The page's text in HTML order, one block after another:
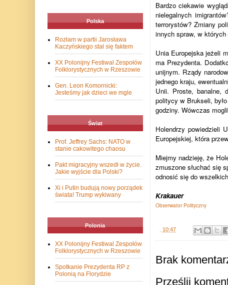
Bardzo ciekawie
nielegalnych
terrorystów? Zmiany
innych spraw, w których
Unia Europejska jeżeli
ma Prezydenta.
unijnym. Rządy
jednego kraju,
Unii. Proste, banalne,
politycy w Brukseli,
godziny. Wówczas
Holendrzy powiedzieli
Europejskiej, która
Miejmy nadzieję, że
zmuszone słuchać się
odnosić się do
Krakauer
Obserwator Polityczny
. 10:47
Brak
Prześlij
Polska
Rozłam w partii Jarosława
Kaczyńskiego stał się faktem
XX Polonijny Festiwal Zespołów
Folklorystycznych w Rzeszowie
Gen. Leon Komornicki:
Jesteśmy jak dzieci we mgle
Świat
Prof. Jeffrey Sachs: NATO w
stanie cakowitego chaosu
Pakt migracyjny wszedł w życie.
Jakie wyjście dla Polski?
Xi i Putin budują nowy porządek
świata! Trump wykiwany
Polonia
XX Polonijny Festiwal Zespołów
Folklorystycznych w Rzeszowie
Spotkanie Prezydenta RP z
Polonią na Florydzie